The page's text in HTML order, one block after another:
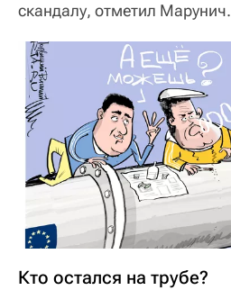
скандалу, отметил Марунич.
Кто остался на трубе?